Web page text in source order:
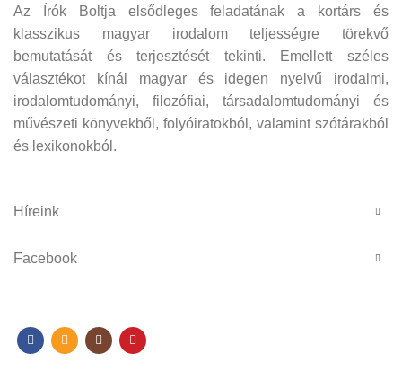
Az Írók Boltja elsődleges feladatának a kortárs és
klasszikus magyar irodalom teljességre törekvő
bemutatását és terjesztését tekinti. Emellett széles
választékot kínál magyar és idegen nyelvű irodalmi,
irodalomtudományi, filozófiai, társadalomtudományi és
művészeti könyvekből, folyóiratokból, valamint szótárakból
és lexikonokból.
Híreink
Facebook